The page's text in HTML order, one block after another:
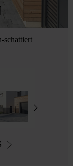
schattiert